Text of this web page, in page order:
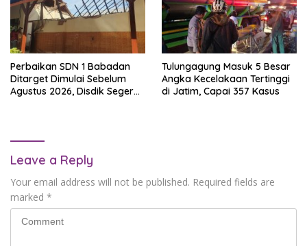
Perbaikan SDN 1 Babadan
Ditarget Dimulai Sebelum
Agustus 2026, Disdik Segera
Tulungagung Masuk 5 Besar
Angka Kecelakaan Tertinggi
di Jatim, Capai 357 Kasus
Leave a Reply
Your email address will not be published. Required fields are
marked *